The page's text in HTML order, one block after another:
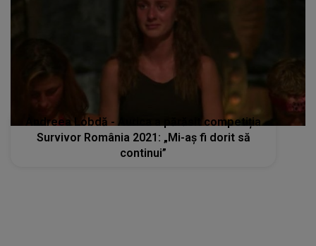
Andreea Lobdă - Aurica a părăsit competiția
Survivor România 2021: „Mi-aș fi dorit să
continui”